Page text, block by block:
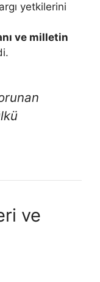
yetkilerini
ve milletin
ve